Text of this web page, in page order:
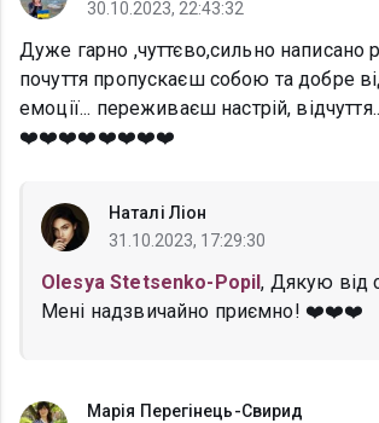
30.10.2023, 22:43:32
Дуже гарно ,чуттєво,сильно написано
почуття пропускаєш собою та добре
емоції... переживаєш настрій,
❤️❤️❤️❤️❤️❤️❤️❤️
Наталі Ліон
31.10.2023, 17:29:30
Olesya Stetsenko-Popil, Дякую від
Мені надзвичайно приємно! ❤️❤️❤️
Марія Перегінець-Свирид